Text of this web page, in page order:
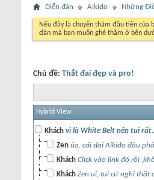
Diễn đàn Aikido Những
Nếu đây là chuyến thăm đầu tiên của
đàn mà bạn muốn ghé thăm ở bên
Chủ đề: Thắt đai đẹp và pro!
Hybrid View
Khách vì là White Belt nên tui
Zen ủa, cái đai Aikido đâu
Khách Click vào link đó rồi
Khách Zen ui, tui cứ nghỉ thắt